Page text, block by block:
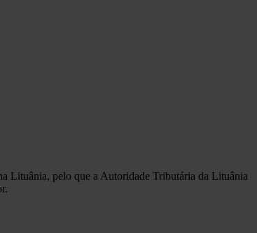
Lituânia, pelo que a Autoridade Tributária da Lituânia